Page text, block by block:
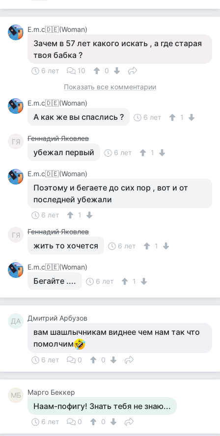
Е.m.c🇩🇪(Woman)
Зачем в 57 лет какого искать , а где старая
твоя бабка ?
6 лет 10
0
Показать все комментарии
Е.m.c🇩🇪(Woman)
А как же вы спаслись ? 6 лет 1
ГЯ Геннадий Яковлев
убежал первый 6 лет 1
Е.m.c🇩🇪(Woman)
Поэтому и бегаете до сих пор , вот и от
последней убежали
6 лет 1
ГЯ Геннадий Яковлев
жить то хочется 6 лет 1
Е.m.c🇩🇪(Woman)
Бегайте .... 6 лет 1
ДА Дмитрий Арбузов
вам шашлычникам виднее чем нам так что
помолчим
6 лет 0 0
MБ Mарго Беккер
Наам-пофигу! Знать тебя не знаю...
6 лет 0 0